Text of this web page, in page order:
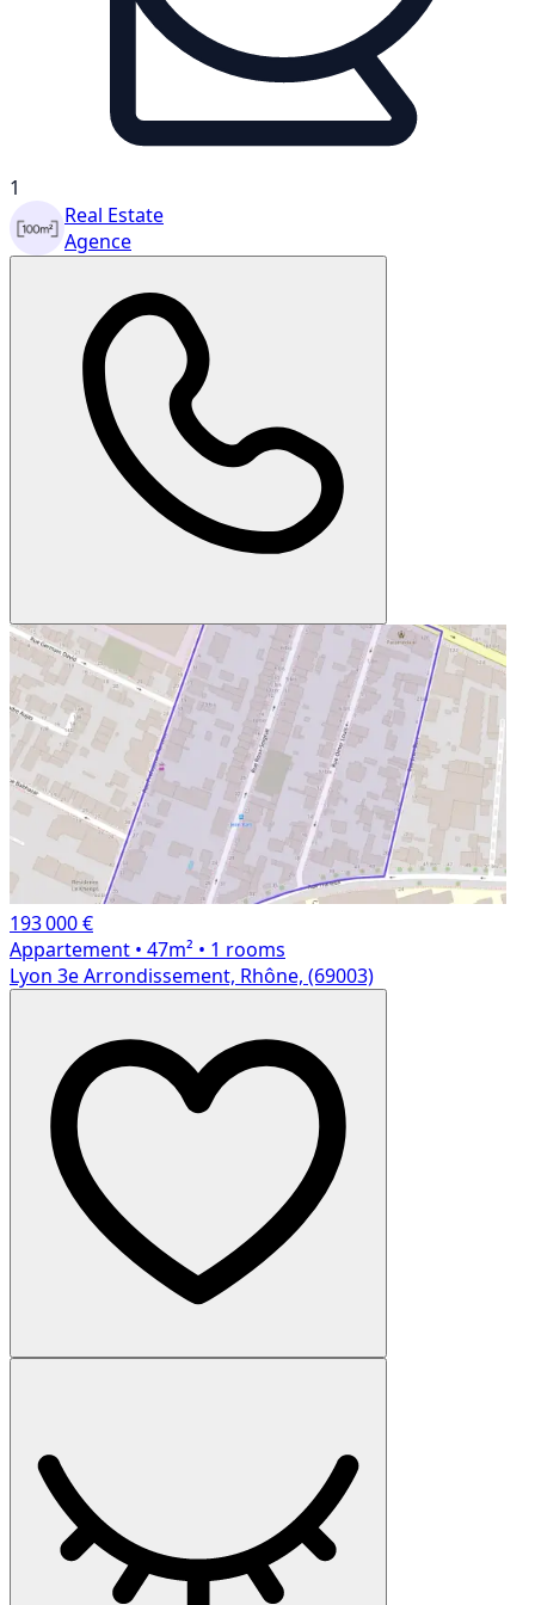
1
Real Estate
Agence
193 000 €
Appartement • 47m² • 1 rooms
Lyon 3e Arrondissement, Rhône, (69003)